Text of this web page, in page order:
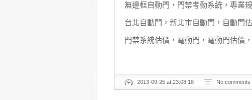
無邊框自動門，門禁考勤系統，專業
台北自動門，新北市自動門，自動門
門禁系統估價，電動門，電動門估價
2013-09-25 at 23:08:18 No comments